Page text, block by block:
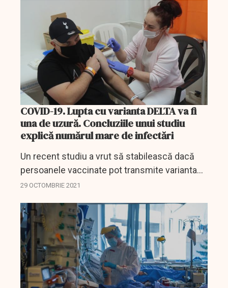
COVID-19. Lupta cu varianta DELTA va fi
una de uzură. Concluziile unui studiu
explică numărul mare de infectări
Un recent studiu a vrut să stabilească dacă
persoanele vaccinate pot transmite varianta
delta a COVID-19, studiu care a fost efectuat
29 OCTOMBRIE 2021